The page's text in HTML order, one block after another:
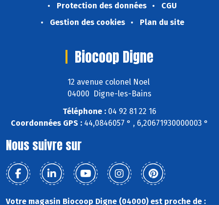
Protection des données
CGU
Gestion des cookies
Plan du site
Biocoop Digne
12 avenue colonel Noel
04000 Digne-les-Bains
Téléphone : 04 92 81 22 16
Coordonnées GPS : 44,0846057 ° , 6,20671930000003 °
Nous suivre sur
Votre magasin Biocoop Digne (04000) est proche de :